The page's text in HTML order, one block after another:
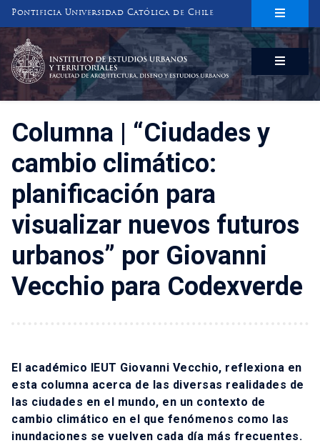
Pontificia Universidad Católica de Chile
INSTITUTO DE ESTUDIOS URBANOS
Y TERRITORIALES
FACULTAD DE ARQUITECTURA, DISEÑO Y ESTUDIOS URBANOS
Columna | “Ciudades y
cambio climático:
planificación para
visualizar nuevos futuros
urbanos” por Giovanni
Vecchio para Codexverde
El académico IEUT Giovanni Vecchio, reflexiona en
esta columna acerca de las diversas realidades de
las ciudades en el mundo, en un contexto de
cambio climático en el que fenómenos como las
inundaciones se vuelven cada día más frecuentes.